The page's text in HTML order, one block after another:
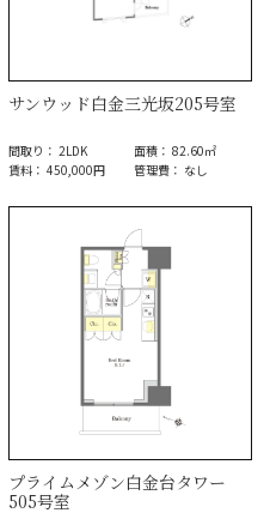
サンウッド白金三光坂205号室
間取り： 2LDK
面積： 82.60㎡
賃料： 450,000円
管理費： なし
プライムメゾン白金台タワー
505号室